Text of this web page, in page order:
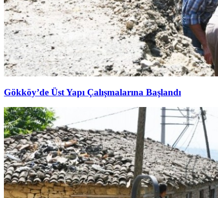
Gökköy’de Üst Yapı Çalışmalarına Başlandı